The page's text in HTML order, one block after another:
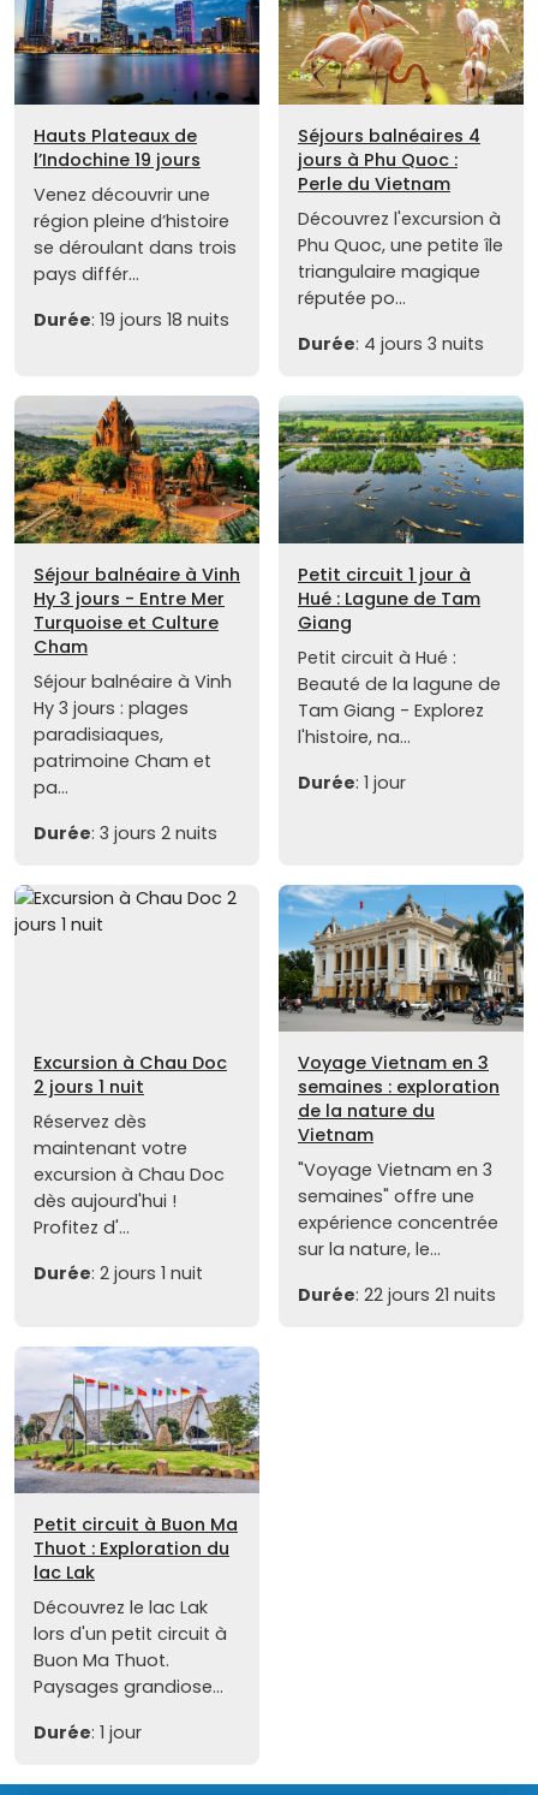
Hauts Plateaux de
l’Indochine 19 jours
Venez découvrir une
région pleine d’histoire
se déroulant dans trois
pays différ...
Durée: 19 jours 18 nuits
Séjours balnéaires 4
jours à Phu Quoc :
Perle du Vietnam
Découvrez l'excursion à
Phu Quoc, une petite île
triangulaire magique
réputée po...
Durée: 4 jours 3 nuits
Séjour balnéaire à Vinh
Hy 3 jours - Entre Mer
Turquoise et Culture
Cham
Séjour balnéaire à Vinh
Hy 3 jours : plages
paradisiaques,
patrimoine Cham et
pa...
Durée: 3 jours 2 nuits
Petit circuit 1 jour à
Hué : Lagune de Tam
Giang
Petit circuit à Hué :
Beauté de la lagune de
Tam Giang - Explorez
l'histoire, na...
Durée: 1 jour
Excursion à Chau Doc
2 jours 1 nuit
Réservez dès
maintenant votre
excursion à Chau Doc
dès aujourd'hui !
Profitez d'...
Durée: 2 jours 1 nuit
Voyage Vietnam en 3
semaines : exploration
de la nature du
Vietnam
"Voyage Vietnam en 3
semaines" offre une
expérience concentrée
sur la nature, le...
Durée: 22 jours 21 nuits
Petit circuit à Buon Ma
Thuot : Exploration du
lac Lak
Découvrez le lac Lak
lors d'un petit circuit à
Buon Ma Thuot.
Paysages grandiose...
Durée: 1 jour